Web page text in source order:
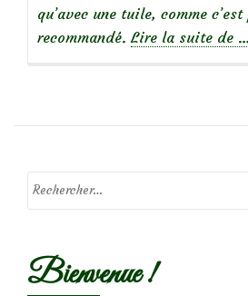
qu’avec une tuile, comme
recommandé. Lire la suite de …
Bienvenue !